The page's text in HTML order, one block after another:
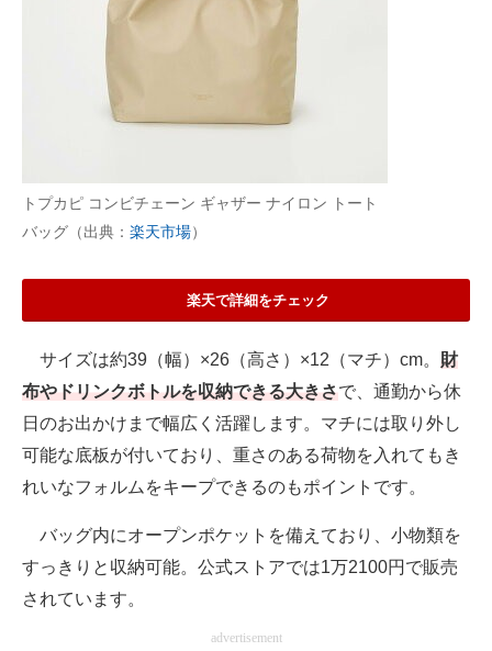
トプカピ コンビチェーン ギャザー ナイロン トート
バッグ（出典： 楽天市場）
楽天で詳細をチェック
サイズは約39（幅）×26（高さ）×12（マチ）cm。 財
布やドリンクボトルを収納できる大きさで、通勤から休
日のお出かけまで幅広く活躍します。マチには取り外し
可能な底板が付いており、重さのある荷物を入れてもき
れいなフォルムをキープできるのもポイントです。
バッグ内にオープンポケットを備えており、小物類を
すっきりと収納可能。公式ストアでは1万2100円で販売
されています。
advertisement